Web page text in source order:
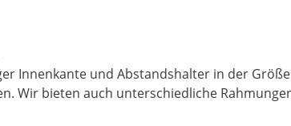
Mit * gekennzeichnete
Senden
Innenkante und Abstandshalter in der
Wir bieten auch unterschiedliche